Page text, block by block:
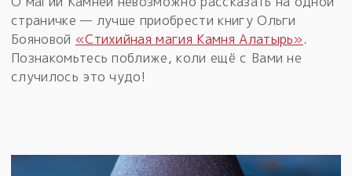
страничке — лучше приобрести книгу Ольги
Бояновой «Стихийная магия Камня Алатырь».
Познакомьтесь поближе, коли ещё с Вами не
случилось это чудо!